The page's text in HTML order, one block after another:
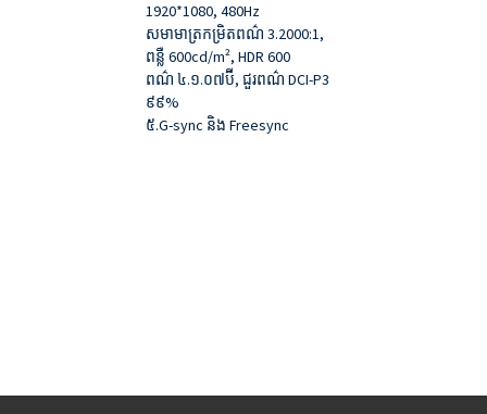
1920*1080, 480Hz
សមាមាត្រកម្រិតពណ៌ 3.2000:1,
ពន្លឺ 600cd/m², HDR 600
ពណ៌ ៤.១.០៧ប៊ី, ជួរពណ៌ DCI-P3
៩៩%
៥.G-sync និង Freesync